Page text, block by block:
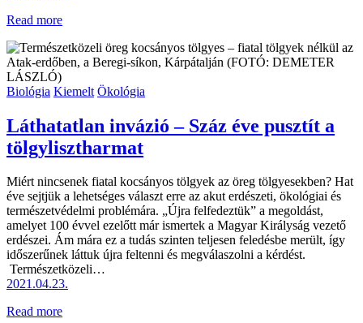
Read more
Biológia Kiemelt Ökológia
Láthatatlan invázió – Száz éve pusztít a
tölgylisztharmat
Miért nincsenek fiatal kocsányos tölgyek az öreg tölgyesekben? Hat
éve sejtjük a lehetséges választ erre az akut erdészeti, ökológiai és
természetvédelmi problémára. „Újra felfedeztük” a megoldást,
amelyet 100 évvel ezelőtt már ismertek a Magyar Királyság vezető
erdészei. Ám mára ez a tudás szinten teljesen feledésbe merült, így
időszerűnek láttuk újra feltenni és megválaszolni a kérdést.
Természetközeli…
2021.04.23.
Read more